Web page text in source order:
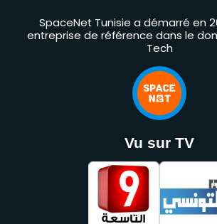
SpaceNet Tunisie a démarré en
entreprise de référence dans le
Tech
Vu sur TV